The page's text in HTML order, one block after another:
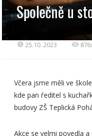
Společně u
25.10. 2023
Včera jsme měli ve
kde pan ředitel s
budovy ZŠ Teplická
Akce se velmi povedla